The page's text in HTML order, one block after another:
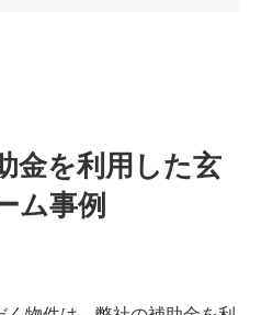
金を利用した玄
ム事例